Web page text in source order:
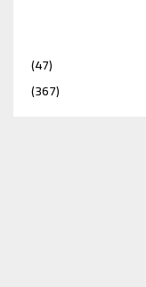
(47)
(367)